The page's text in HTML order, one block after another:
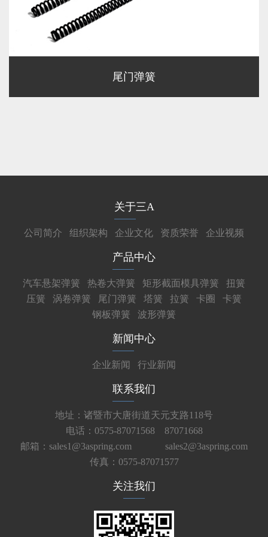
尾门弹簧
关于三A
公司简介 组织架构 企业文化 资质荣誉 企业视频
产品中心
汽车悬架弹簧 热卷大弹簧 矩形截面模具弹簧
扭簧
压簧
涡卷弹簧 尾门弹簧 塔簧 拉簧 卡圈
卡簧
钢板弹簧
波形弹簧
新闻中心
企业新闻 行业新闻
联系我们
地址：诸暨市大唐街道天元支路118号
电话：0575-87071568 87071668
邮箱：sales1@3aspring.com
sales2@3aspring.com
传真：0575-87071577
关注我们